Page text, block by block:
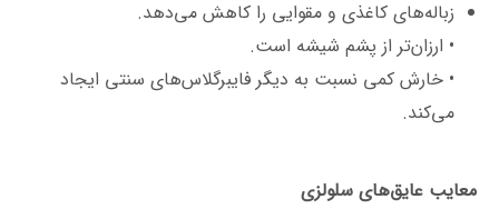
زباله‌های کاغذی و مقوایی را کاهش می‌دهد.
• ارزان‌تر از پشم شیشه است.
• خارش کمی نسبت به دیگر فایبرگلاس‌های سنتی ایجاد
می‌کند.
معایب عایق‌های سلولزی